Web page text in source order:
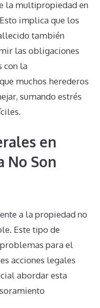
la multipropiedad en
implica que los
también
las obligaciones
con la
muchos herederos
sumando estrés
en
No Son
a la propiedad no
Este tipo de
para el
acciones legales
abordar esta